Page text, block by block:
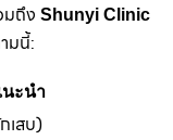
มถึง Shunyi Clinic
มนี้:
ะนำ
เสบ)